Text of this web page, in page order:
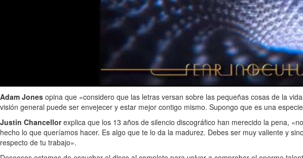
Adam Jones opina que «considero que las letras versan sobre las pequeñas cosas de la
visión general puede ser envejecer y estar mejor contigo mismo. Supongo que es una
Justin Chancellorexplica que los 13 años de silencio discográfico han merecido la pena,
hecho lo que queríamos hacer. Es algo que te lo da la madurez. Debes ser muy valiente y
respecto de tu trabajo».